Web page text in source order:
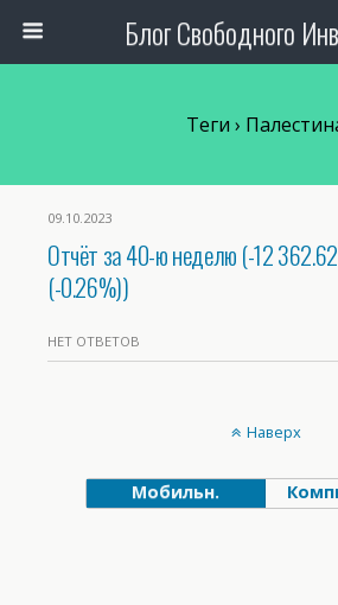
Блог Свободного
Теги ›
09.10.2023
Отчёт за 40-ю неделю (-12
(-0.26%))
НЕТ ОТВЕТОВ
Наверх
Мобильн.